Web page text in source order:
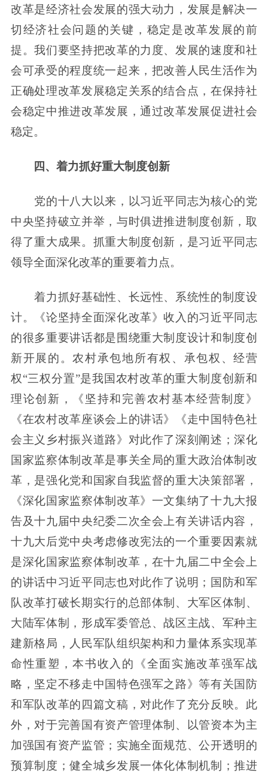
改革是经济社会发展的强大动力，发展是解决一
切经济社会问题的关键，稳定是改革发展的前
提。我们要坚持把改革的力度、发展的速度和社
会可承受的程度统一起来，把改善人民生活作为
正确处理改革发展稳定关系的结合点，在保持社
会稳定中推进改革发展，通过改革发展促进社会
稳定。
四、着力抓好重大制度创新
党的十八大以来，以习近平同志为核心的党
中央坚持破立并举，与时俱进推进制度创新，取
得了重大成果。抓重大制度创新，是习近平同志
领导全面深化改革的重要着力点。
着力抓好基础性、长远性、系统性的制度设
计。《论坚持全面深化改革》收入的习近平同志
的很多重要讲话都是围绕重大制度设计和制度创
新开展的。农村承包地所有权、承包权、经营
权“三权分置”是我国农村改革的重大制度创新和
理论创新，《坚持和完善农村基本经营制度》
《在农村改革座谈会上的讲话》《走中国特色社
会主义乡村振兴道路》对此作了深刻阐述；深化
国家监察体制改革是事关全局的重大政治体制改
革，是强化党和国家自我监督的重大决策部署，
《深化国家监察体制改革》一文集纳了十九大报
告及十九届中央纪委二次全会上有关讲话内容，
十九大后党中央考虑修改宪法的一个重要因素就
是深化国家监察体制改革，在十九届二中全会上
的讲话中习近平同志也对此作了说明；国防和军
队改革打破长期实行的总部体制、大军区体制、
大陆军体制，形成军委管总、战区主战、军种主
建新格局，人民军队组织架构和力量体系实现革
命性重塑，本书收入的《全面实施改革强军战
略，坚定不移走中国特色强军之路》等有关国防
和军队改革的四篇文稿，对此作了充分反映。此
外，对于完善国有资产管理体制、以管资本为主
加强国有资产监管；实施全面规范、公开透明的
预算制度；健全城乡发展一体化体制机制；推进